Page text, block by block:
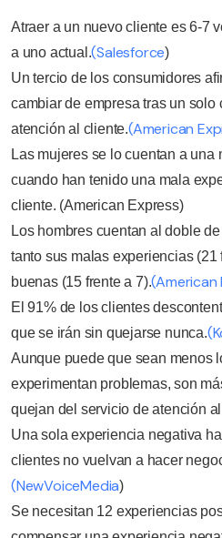
Atraer a un nuevo cliente es 6-7
a uno actual.(Salesforce)
Un tercio de los consumidores
cambiar de empresa tras un solo
atención al cliente.(American
Las mujeres se lo cuentan a una
cuando han tenido una mala
cliente. (American Express)
Los hombres cuentan al doble
tanto sus malas experiencias (21
buenas (15 frente a 7).(American
El 91% de los clientes
que se irán sin quejarse nunca.
Aunque puede que sean menos
experimentan problemas, son
quejan del servicio de atención
Una sola experiencia negativa
clientes no vuelvan a hacer
(NewVoiceMedia)
Se necesitan 12 experiencias